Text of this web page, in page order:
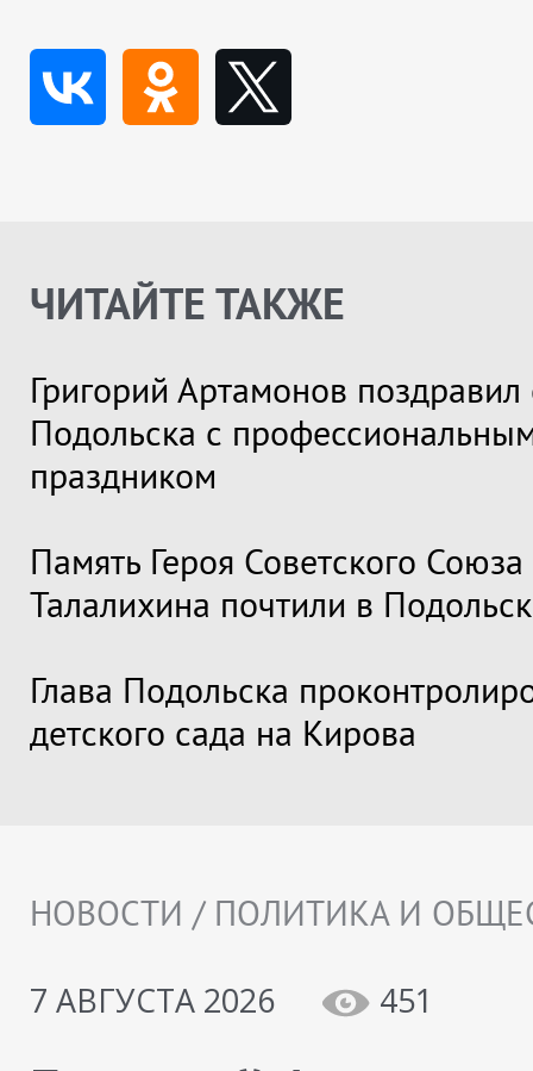
ЧИТАЙТЕ ТАКЖЕ
Григорий Артамонов поздравил
Подольска с
праздником
Память Героя Советского
Талалихина почтили в
Глава Подольска
детского сада на Кирова
НОВОСТИ / ПОЛИТИКА И
7 АВГУСТА 2026
451